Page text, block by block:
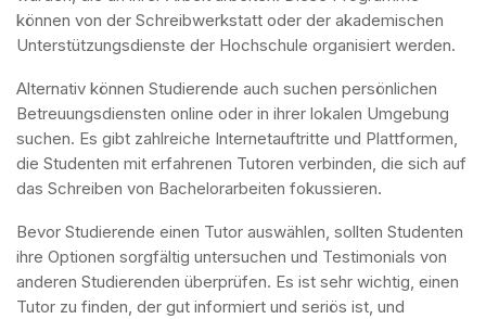
können von der Schreibwerkstatt oder der akademischen
Unterstützungsdienste der Hochschule organisiert werden.
Alternativ können Studierende auch suchen persönlichen
Betreuungsdiensten online oder in ihrer lokalen Umgebung
suchen. Es gibt zahlreiche Internetauftritte und Plattformen,
die Studenten mit erfahrenen Tutoren verbinden, die sich auf
das Schreiben von Bachelorarbeiten fokussieren.
Bevor Studierende einen Tutor auswählen, sollten Studenten
ihre Optionen sorgfältig untersuchen und Testimonials von
anderen Studierenden überprüfen. Es ist sehr wichtig, einen
Tutor zu finden, der gut informiert und seriös ist, und